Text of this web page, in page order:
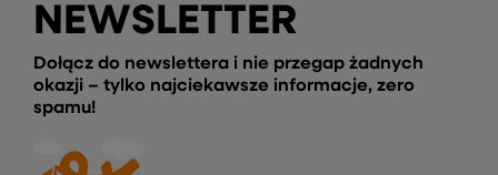
NEWSLETTER
Dołącz do newslettera i nie przegap żadnych
okazji – tylko najciekawsze informacje, zero
spamu!